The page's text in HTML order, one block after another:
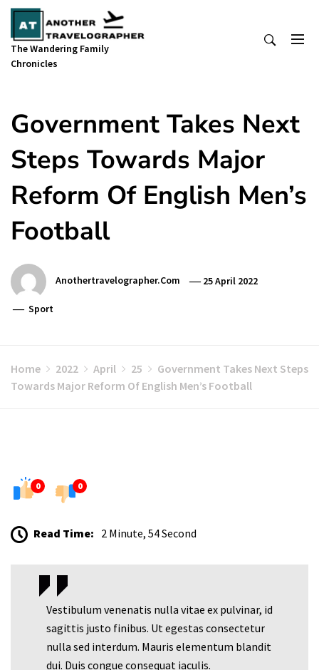
Skip
content
The Wandering Family
Chronicles
Government Takes Next
Steps Towards Major
Reform Of English Men’s
Football
Anothertravelographer.com 25 April 2022
Sport
Home 2022 April 25
Government Takes Next Steps
Towards Major Reform Of English Men’s Football
0 0
Read Time: 2 Minute, 54 Second
Vestibulum venenatis nulla vitae ex pulvinar, id
sagittis justo finibus. Ut egestas consectetur
nulla sed interdum. Mauris elementum blandit
dui. Duis congue consequat iaculis.